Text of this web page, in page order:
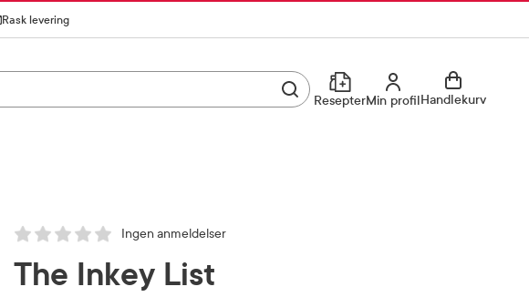
Rask levering
Utfør søkResepterMin profilMin profilHandlekurv
Ingen anmeldelser
The Inkey List